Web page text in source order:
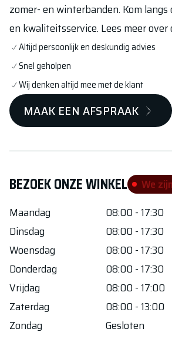
zomer- en winterbanden. Kom
en kwaliteitsservice. Lees meer
Altijd persoonlijk en deskundig advies
Snel geholpen
Wij denken altijd mee met de klant
MAAK EEN AFSPRAAK
BEZOEK ONZE WINKEL
We
Maandag
08:00 - 17:30
Dinsdag
08:00 - 17:30
Woensdag
08:00 - 17:30
Donderdag
08:00 - 17:30
Vrijdag
08:00 - 17:00
Zaterdag
08:00 - 13:00
Zondag
Gesloten